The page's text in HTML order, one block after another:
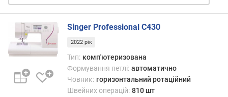
ш
и
в
а
н
я
Singer Professional C430
2022 рік
Тип: комп'ютеризована
Формування петлі: автоматично
Човник: горизонтальний ротаційний
Швейних операцій: 810 шт